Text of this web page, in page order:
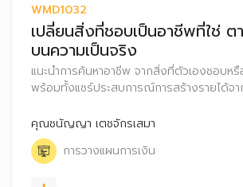
WMD1032
เปลี่ยนสิ่งที่ชอบเป็นอาชีพที่ใช่ ต
บนความเป็นจริง
แนะนำการค้นหาอาชีพ จากสิ่งที่ตัวเองชอบห
พร้อมทั้งแชร์ประสบการณ์การสร้างรายได้จ
การเงินอย่างไรให้ยั่งยืน
คุณชนัญญา เตชจักรเสมา
การวางแผนการเงิน